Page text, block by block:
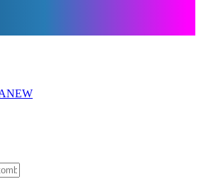
NEW